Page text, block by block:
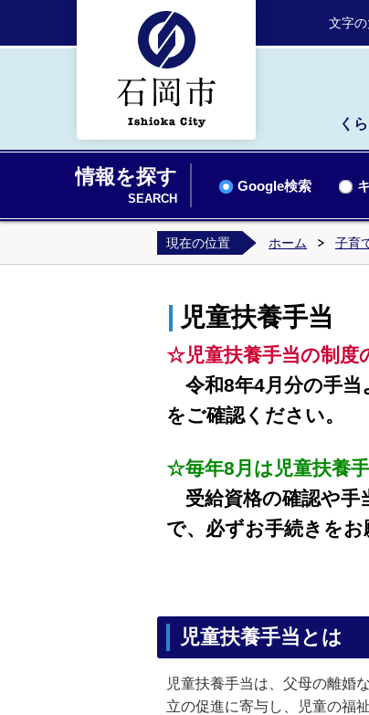
文字の
く
情報を探す
SEARCH
Google検索
現在の位置 ホーム 子育
児童扶養手当
☆児童扶養手当の制
令和8年4月分の手当
をご確認ください。
☆毎年8月は児童扶養
受給資格の確認や手
で、必ずお手続きをお
児童扶養手当とは
児童扶養手当は、父母の離婚
立の促進に寄与し、児童の福